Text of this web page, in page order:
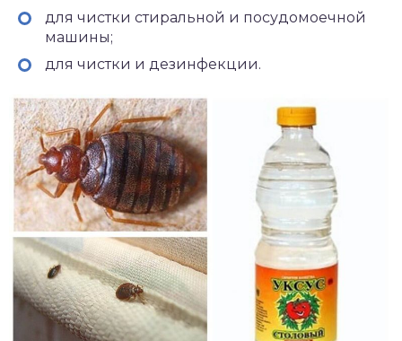
для чистки стиральной и посудомоечной
машины;
для чистки и дезинфекции.